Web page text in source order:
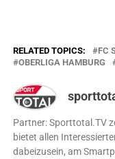
RELATED TOPICS: FC
OBERLIGA HAMBURG
Partner: Sporttotal.TV
bietet allen
dabeizusein, am